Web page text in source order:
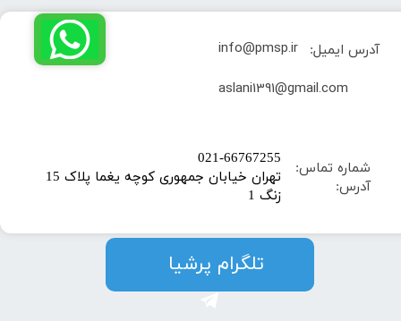
شماره تماس:
آدرس:
​021-66767255
تهران خیابان جمهوری کوچه یغما پلاک 15
زنگ 1
آدرس ایمیل:
info@pmsp.ir
​aslani1391@gmail.com
​​​​تلگرام پرشیا